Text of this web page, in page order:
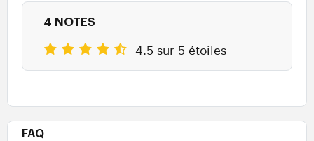
4 NOTES
4.5 sur 5 étoiles
FAQ